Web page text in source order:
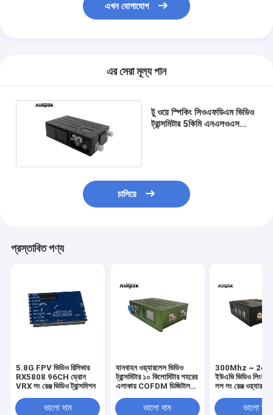
এখন যোগাযোগ
এর সেরা মূল্য পান
টু ওয়ে স্পিকিং সিওএফডিএম ভিডিও
ট্রান্সমিটার 5কিমি এনএলওএস
চালিয়ে
প্রস্তাবিত পণ্য
5.8G FPV ভিডিও রিসিভার
RX5808 96CH ড্রোন
VRX লং রেঞ্জ ভিডিও ট্রান্সমিশন
ভালো দাম
যানবাহন ওয়্যারলেস ভিডিও
ট্রান্সমিটার ১০ কিলোমিটার শহরের
এলাকায় COFDM ডিজিটাল
ভালো দাম
300Mhz ~
ইউএভি ভিডিও
লস লং রেঞ্জ ওয়্যারলেস
ভালো দাম